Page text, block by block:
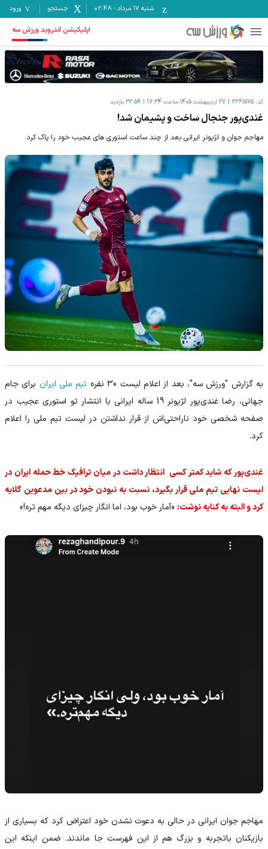
شنبه ۱۷ مرداد -
02:48 جستجو ورود
اپلیکیشن اندروید ورزش سه
کد: 2361575 27 اردیبهشت 1405 ساعت 17:34 32.5K بازدید
غندی‌پور جنجال ساخت و پشیمان شد!
مهاجم جوان و لژیونر ایرانی بعد از چند ساعت استوری های عجیب خود را پاک کرد.
به گزارش "ورزش سه"، بعد از اعلام لیست 30 نفره تیم ملی ایران برای جام
جهانی، رضا غندی‌پور لژیونر 19 ساله ایرانی با انتشار تو استوری عجیب در
صفحه شخصی خود ناراحتی‌اش از قرار نداشتن در لیست تیم ملی را اعلام
کرد.
غندی‌پور که شاید کمتر کسی انتظار داشت در میان ترافیک خط حمله ایران در
لیست نهایی تیم ملی قرار بگیرد، نسبت به نبودن خود در بین مدعوین گلایه
کرد و البته به کنایه نوشت: «آمار خوب بود، اما انگار چیزای دیگه مهم تره!»
مهاجم جوان ایرانی در حالی به دعوت نشدن خود اعتراض کرد که بسیاری از
بازیکنان باتجربه و بزرگ هم از این فهرست جا ماندند. ضمن اینکه این